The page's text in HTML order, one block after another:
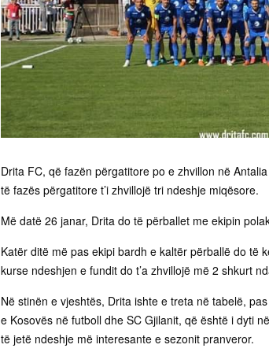
Drita FC, që fazën përgatitore po e zhvillon në
të fazës përgatitore t’i zhvillojë tri ndeshje miqësore.
Më datë 26 janar, Drita do të përballet me ekipin
Katër ditë më pas ekipi bardh e kaltër përballë do të
kurse ndeshjen e fundit do t’a zhvillojë më 2 shkurt
Në stinën e vjeshtës, Drita ishte e treta në tabelë,
e Kosovës në futboll dhe SC Gjilanit, që është i dyti
të jetë ndeshje më interesante e sezonit pranveror.